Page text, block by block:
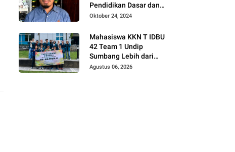
Pendidikan Dasar dan
Menengah Kabinet
Oktober 24, 2024
Mahasiswa KKN T IDBU
42 Team 1 Undip
Sumbang Lebih dari
Rp5,7 Juta bagi UMKM
Agustus 06, 2026